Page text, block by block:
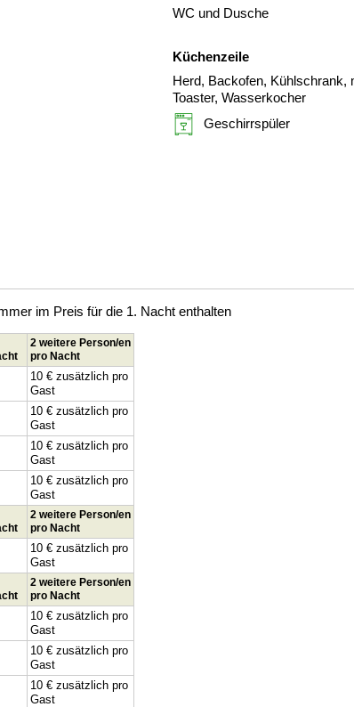
WC und Dusche
Küchenzeile
Herd, Backofen, Kühlschrank,
Toaster, Wasserkocher
Geschirrspüler
im Preis für die 1. Nacht enthalten
2 weitere Person/en
pro Nacht
10 € zusätzlich pro
Gast
10 € zusätzlich pro
Gast
10 € zusätzlich pro
Gast
10 € zusätzlich pro
Gast
2 weitere Person/en
pro Nacht
10 € zusätzlich pro
Gast
2 weitere Person/en
pro Nacht
10 € zusätzlich pro
Gast
10 € zusätzlich pro
Gast
10 € zusätzlich pro
Gast